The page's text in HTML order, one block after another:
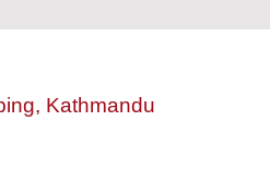
Kathmandu